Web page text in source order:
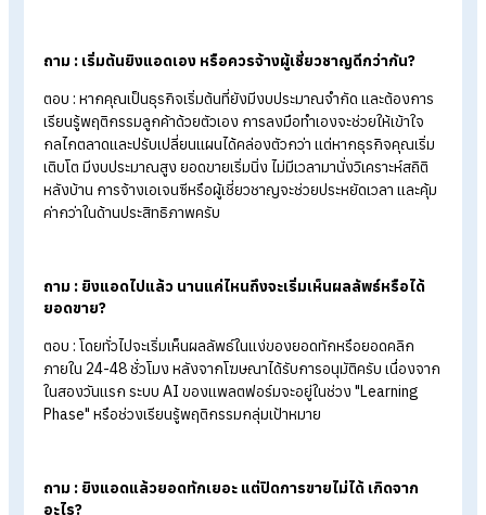
ผลและคุ้มค่าในปี 2026
การยิงแอด คือ ทางลัดสำคัญที่ช่วยขับเคลื่อนให้ธุรกิจเติบโตได้อย่
รวดเร็วบนโลกออนไลน์ ซึ่งในปี 2026 นี้ กลยุทธ์การยิงแอดให้ได้
ผลลัพธ์ที่คุ้มค่าสูงสุดไม่ใช่เพียงแค่การทุ่มเงินงบประมาณโฆษณา
การตั้งค่ากลุ่มเป้าหมายแบบเดิม ๆ แต่หัวใจสำคัญอยู่ที่การปรับตัว
เข้าหาเทคโนโลยีอัจฉริยะ การเลือกใช้ AI ให้เป็นประโยชน์ ควบคู่ไ
และยอดขายที่เติบโตอย่างยั่งยืนนั่นเอง
FAQ: คำถามที่พบบ่อยเกี่ยวกับการยิงแอด
ถาม : ยิงแอด ต่างจากทำการตลาดออนไลน์ทั่วไปยังไง?
เห็นผลลัพธ์ทันทีและเจาะจงเลือกกลุ่มคนดูได้ตามต้องการ ส่วนการ